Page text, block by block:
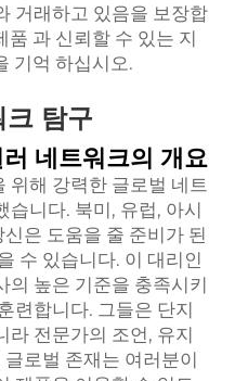
거래하고 있음을 보장합
품 과 신뢰할 수 있는 지
기억 하십시오.
탐구
네트워크의 개요
위해 강력한 글로벌 네트
습니다. 북미, 유럽, 아시
은 도움을 줄 준비가 된
수 있습니다. 이 대리인
높은 기준을 충족시키
련합니다. 그들은 단지
라 전문가의 조언, 유지
로벌 존재는 여러분이